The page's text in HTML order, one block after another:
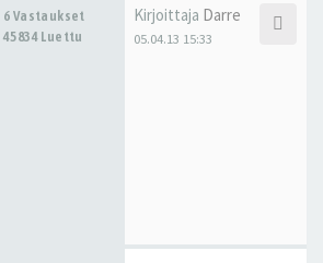
6 Vastaukset
45834 Luettu
Kirjoittaja Darre
05.04.13 15:33